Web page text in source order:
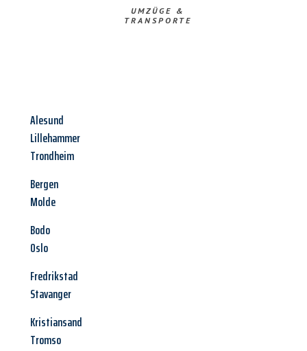
UMZÜGE &
TRANSPORTE
Alesund
Lillehammer
Trondheim
Bergen
Molde
Bodo
Oslo
Fredrikstad
Stavanger
Kristiansand
Tromso